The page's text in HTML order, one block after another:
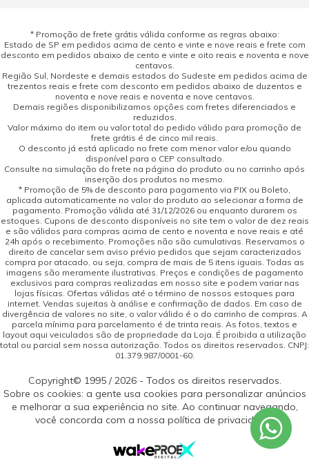
* Promoção de frete grátis válida conforme as regras abaixo:
Estado de SP em pedidos acima de cento e vinte e nove reais e frete com
desconto em pedidos abaixo de cento e vinte e oito reais e noventa e nove
centavos.
Região Sul, Nordeste e demais estados do Sudeste em pedidos acima de
trezentos reais e frete com desconto em pedidos abaixo de duzentos e
noventa e nove reais e noventa e nove centavos.
Demais regiões disponibilizamos opções com fretes diferenciados e
reduzidos.
Valor máximo do item ou valor total do pedido válido para promoção de
frete grátis é de cinco mil reais.
O desconto já está aplicado no frete com menor valor e/ou quando
disponível para o CEP consultado.
Consulte na simulação do frete na página do produto ou no carrinho após
inserção dos produtos no mesmo.
* Promoção de 5% de desconto para pagamento via PIX ou Boleto,
aplicada automaticamente no valor do produto ao selecionar a forma de
pagamento. Promoção válida até 31/12/2026 ou enquanto durarem os
estoques. Cupons de desconto disponíveis no site tem o valor de dez reais
e são válidos para compras acima de cento e noventa e nove reais e até
24h após o recebimento. Promoções não são cumulativas. Reservamos o
direito de cancelar sem aviso prévio pedidos que sejam caracterizados
compra por atacado, ou seja, compra de mais de 5 itens iguais. Todas as
imagens são meramente ilustrativas. Preços e condições de pagamento
exclusivos para compras realizadas em nosso site e podem variar nas
lojas físicas. Ofertas válidas até o término de nossos estoques para
internet. Vendas sujeitas à análise e confirmação de dados. Em caso de
divergência de valores no site, o valor válido é o do carrinho de compras. A
parcela mínima para parcelamento é de trinta reais. As fotos, textos e
layout aqui veiculados são de propriedade da Loja. É proibida a utilização
total ou parcial sem nossa autorização. Todos os direitos reservados. CNPJ:
01.379.987/0001-60.
Copyright© 1995 / 2026 - Todos os direitos reservados.
Sobre os cookies: a gente usa cookies para personalizar anúncios
e melhorar a sua experiência no site. Ao continuar navegando,
você concorda com a nossa política de privacidade.